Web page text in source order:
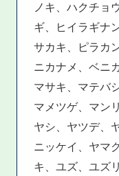
ノキ、ハクチョ
ギ、ヒイラギナ
サカキ、ピラカ
ニカナメ、ベニ
マサキ、マテバ
マメツゲ、マン
ヤシ、ヤツデ、
ニッケイ、ヤマ
キ、ユズ、ユズ